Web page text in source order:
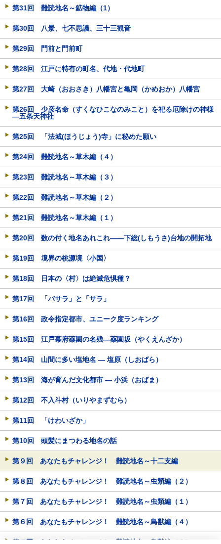
第31回 難読地名～鉱物編（1）
第30回 八景、七不思議、三十三観音
第29回 門前と門前町
第28回 江戸に特有の町名、代地・代地町
第27回 大崎（おおさき）八幡宮と亀岡（かめおか）八幡宮
第26回 少彦名命（すくなひこなのみこと）を祀る厄除けの神様
―五条天神社
第25回 「法城(ほうじょう)寺」に秘めた願い
第24回 難読地名～草木編（４）
第23回 難読地名～草木編（３）
第22回 難読地名～草木編（２）
第21回 難読地名～草木編（１）
第20回 数の付く地名あれこれ――下総(しもうさ)台地の開拓地
第19回 境界の桃源境〈小国〉
第18回 日本の〈村〉は絶滅危惧種？
第17回 「バサラ」と「サラ」
第16回 政令指定都市、ユニーク度ランキング
第15回 江戸幕府薬園の名残―薬園坂（やくえんざか）
第14回 山間に多い塩地名 ― 塩原（しおばら）
第13回 海が育んだ文化都市 ― 小浜（おばま）
第12回 不入斗村（いりやまずむら）
第11回 「けわいざか」
第10回 頭髪にまつわる地名の話
第９回 あなたもチャレンジ！ 難読地名～十二支編
第８回 あなたもチャレンジ！ 難読地名～虫類編（２）
第７回 あなたもチャレンジ！ 難読地名～虫類編（１）
第６回 あなたもチャレンジ！ 難読地名～鳥獣編（４）
第５回 あなたもチャレンジ！ 難読地名～鳥獣編（３）